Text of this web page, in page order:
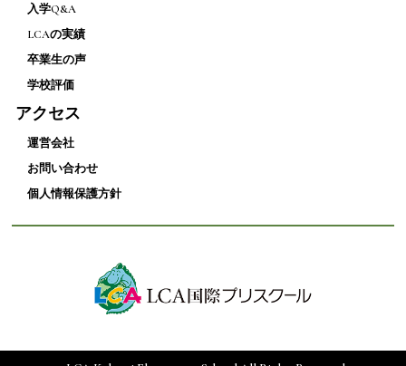
入学Q&A
LCAの実績
卒業生の声
学校評価
アクセス
運営会社
お問い合わせ
個人情報保護方針